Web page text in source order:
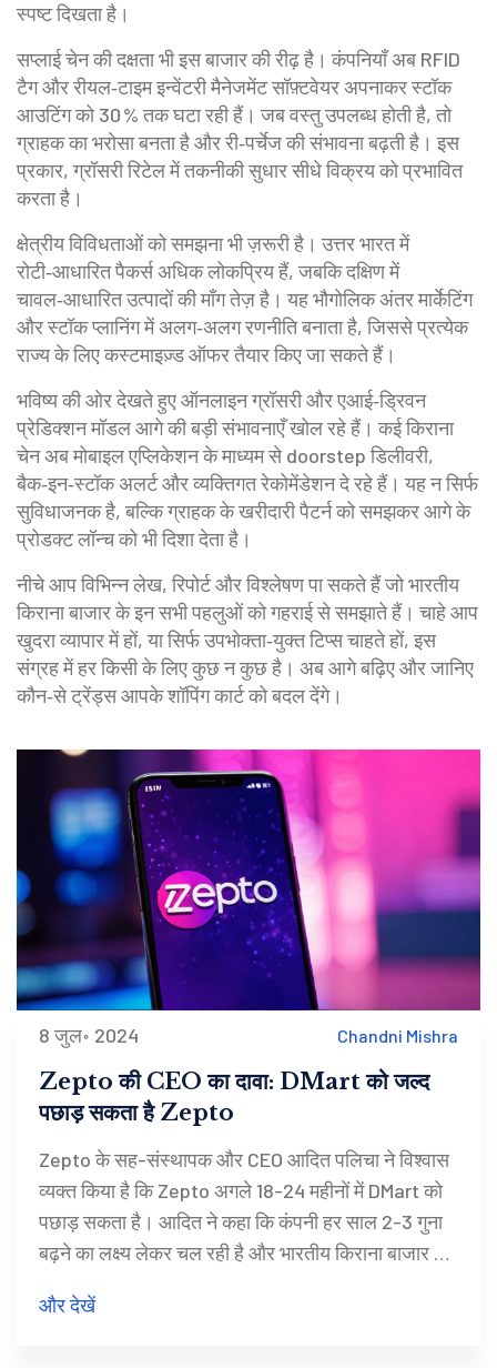
स्पष्ट दिखता है।
सप्लाई चेन की दक्षता भी इस बाजार की रीढ़ है। कंपनियाँ अब RFID
टैग और रीयल‑टाइम इन्वेंटरी मैनेजमेंट सॉफ़्टवेयर अपनाकर स्टॉक
आउटिंग को 30 % तक घटा रही हैं। जब वस्तु उपलब्ध होती है, तो
ग्राहक का भरोसा बनता है और री‑पर्चेज की संभावना बढ़ती है। इस
प्रकार, ग्रॉसरी रिटेल में तकनीकी सुधार सीधे विक्रय को प्रभावित
करता है।
क्षेत्रीय विविधताओं को समझना भी ज़रूरी है। उत्तर भारत में
रोटी‑आधारित पैकर्स अधिक लोकप्रिय हैं, जबकि दक्षिण में
चावल‑आधारित उत्पादों की माँग तेज़ है। यह भौगोलिक अंतर मार्केटिंग
और स्टॉक प्लानिंग में अलग‑अलग रणनीति बनाता है, जिससे प्रत्येक
राज्य के लिए कस्टमाइज़्ड ऑफर तैयार किए जा सकते हैं।
भविष्य की ओर देखते हुए ऑनलाइन ग्रॉसरी और एआई‑ड्रिवन
प्रेडिक्शन मॉडल आगे की बड़ी संभावनाएँ खोल रहे हैं। कई किराना
चेन अब मोबाइल एप्लिकेशन के माध्यम से doorstep डिलीवरी,
बैक‑इन‑स्टॉक अलर्ट और व्यक्तिगत रेकोमेंडेशन दे रहे हैं। यह न सिर्फ
सुविधाजनक है, बल्कि ग्राहक के खरीदारी पैटर्न को समझकर आगे के
प्रोडक्ट लॉन्च को भी दिशा देता है।
नीचे आप विभिन्न लेख, रिपोर्ट और विश्लेषण पा सकते हैं जो भारतीय
किराना बाजार के इन सभी पहलुओं को गहराई से समझाते हैं। चाहे आप
खुदरा व्यापार में हों, या सिर्फ उपभोक्ता‑युक्त टिप्स चाहते हों, इस
संग्रह में हर किसी के लिए कुछ न कुछ है। अब आगे बढ़िए और जानिए
कौन‑से ट्रेंड्स आपके शॉपिंग कार्ट को बदल देंगे।
8 जुल॰ 2024 Chandni Mishra
Zepto की CEO का दावा: DMart को जल्द
पछाड़ सकता है Zepto
Zepto के सह-संस्थापक और CEO आदित पलिचा ने विश्वास
व्यक्त किया है कि Zepto अगले 18-24 महीनों में DMart को
पछाड़ सकता है। आदित ने कहा कि कंपनी हर साल 2-3 गुना
बढ़ने का लक्ष्य लेकर चल रही है और भारतीय किराना बाजार के
5-10 वर्षों में $2.4 ट्रिलियन कंपनी बन सकती है।
और देखें